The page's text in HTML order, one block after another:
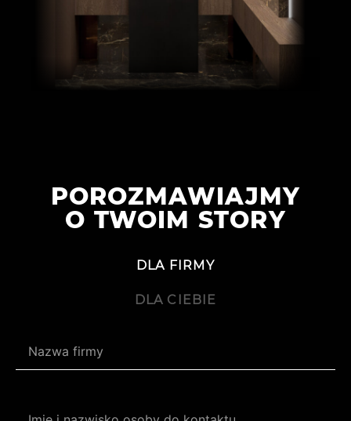
POROZMAWIAJMY
O TWOIM STORY
DLA FIRMY
DLA CIEBIE